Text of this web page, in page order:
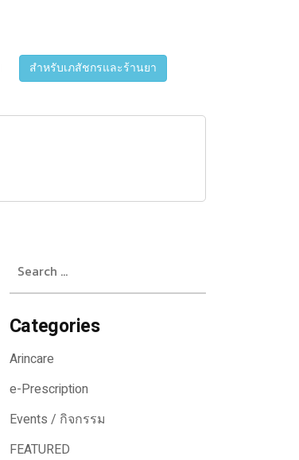
สำหรับเภสัชกรและร้านยา
for:
Categories
Arincare
e-Prescription
Events / กิจกรรม
FEATURED